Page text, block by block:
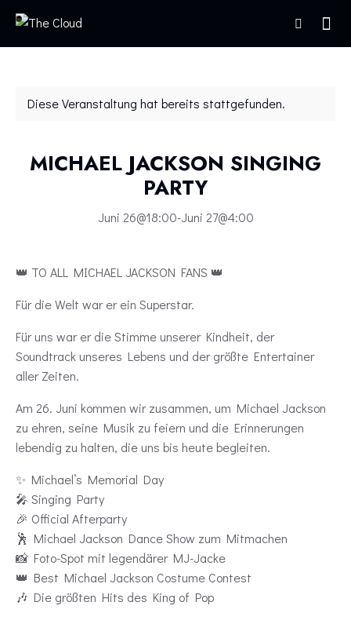
Diese Veranstaltung hat bereits stattgefunden.
MICHAEL JACKSON SINGING
PARTY
Juni 26@18:00-Juni 27@4:00
👑 TO ALL MICHAEL JACKSON FANS 👑
Für die Welt war er ein Superstar.
Für uns war er die Stimme unserer Kindheit, der
Soundtrack unseres Lebens und der größte Entertainer
aller Zeiten.
Am 26. Juni kommen wir zusammen, um Michael Jackson
zu ehren, seine Musik zu feiern und die Erinnerungen
lebendig zu halten, die uns bis heute begleiten.
✨ Michael’s Memorial Day
🎤 Singing Party
🎉 Official Afterparty
🕺 Michael Jackson Dance Show zum Mitmachen
📸 Foto-Spot mit legendärer MJ-Jacke
👑 Best Michael Jackson Costume Contest
🎶 Die größten Hits des King of Pop